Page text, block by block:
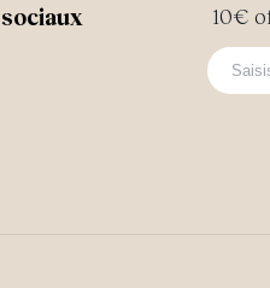
10€